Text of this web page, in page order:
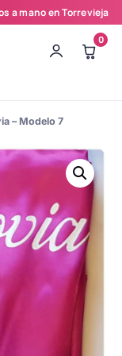
a mano en Torrevieja
0
– Modelo 7